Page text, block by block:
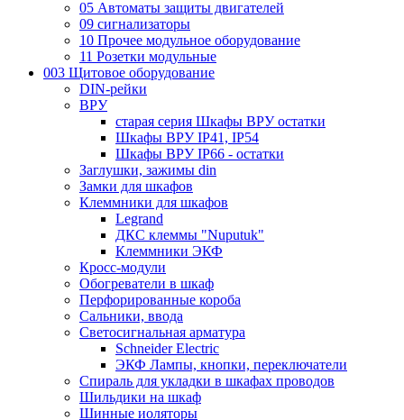
05 Автоматы защиты двигателей
09 сигнализаторы
10 Прочее модульное оборудование
11 Розетки модульные
003 Щитовое оборудование
DIN-рейки
ВРУ
старая серия Шкафы ВРУ остатки
Шкафы ВРУ IP41, IP54
Шкафы ВРУ IP66 - остатки
Заглушки, зажимы din
Замки для шкафов
Клеммники для шкафов
Legrand
ДКС клеммы "Nuputuk"
Клеммники ЭКФ
Кросс-модули
Обогреватели в шкаф
Перфорированные короба
Сальники, ввода
Светосигнальная арматура
Schneider Electric
ЭКФ Лампы, кнопки, переключатели
Спираль для укладки в шкафах проводов
Шильдики на шкаф
Шинные иоляторы